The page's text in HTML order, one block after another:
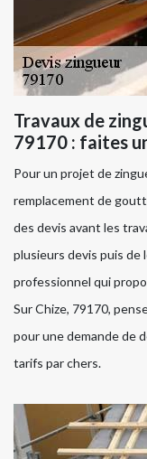
Travaux de
79170 : faites
Pour un projet de
remplacement de
des devis avant les
plusieurs devis puis
professionnel qui
Sur Chize, 79170,
pour une demande de
tarifs par chers.